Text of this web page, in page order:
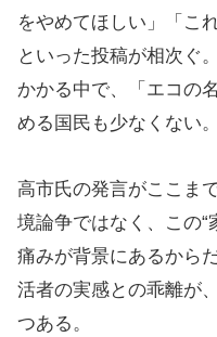
をやめてほしい」「こ
といった投稿が相次ぐ
かかる中で、「エコの
める国民も少なくない。
高市氏の発言がここま
境論争ではなく、この“
痛みが背景にあるから
活者の実感との乖離が
つある。